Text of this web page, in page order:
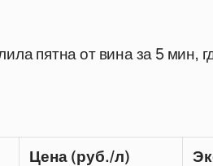
пятна от вина за 5 мин,
Цена (руб./л)